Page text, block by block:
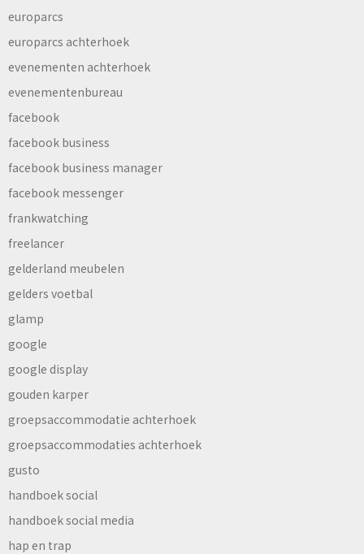
europarcs
europarcs achterhoek
evenementen achterhoek
evenementenbureau
facebook
facebook business
facebook business manager
facebook messenger
frankwatching
freelancer
gelderland meubelen
gelders voetbal
glamp
google
google display
gouden karper
groepsaccommodatie achterhoek
groepsaccommodaties achterhoek
gusto
handboek social
handboek social media
hap en trap